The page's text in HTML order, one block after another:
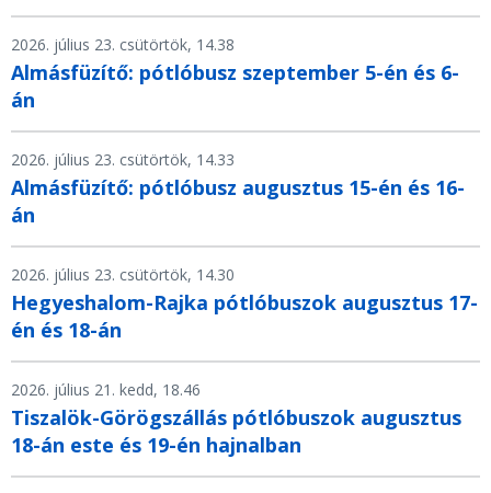
2026. július 23. csütörtök, 14.38
Almásfüzítő: pótlóbusz szeptember 5-én és 6-
án
2026. július 23. csütörtök, 14.33
Almásfüzítő: pótlóbusz augusztus 15-én és 16-
án
2026. július 23. csütörtök, 14.30
Hegyeshalom-Rajka pótlóbuszok augusztus 17-
én és 18-án
2026. július 21. kedd, 18.46
Tiszalök-Görögszállás pótlóbuszok augusztus
18-án este és 19-én hajnalban